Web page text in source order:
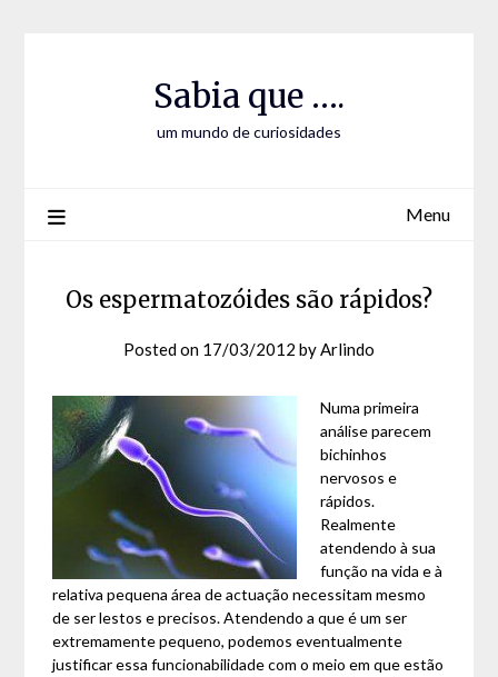
Sabia que ….
um mundo de curiosidades
Menu
Os espermatozóides são rápidos?
Posted on 17/03/2012 byArlindo
Numa primeira
análise parecem
bichinhos
nervosos e
rápidos.
Realmente
atendendo à sua
função na vida e à
relativa pequena área de actuação necessitam mesmo
de ser lestos e precisos. Atendendo a que é um ser
extremamente pequeno, podemos eventualmente
justificar essa funcionabilidade com o meio em que estão